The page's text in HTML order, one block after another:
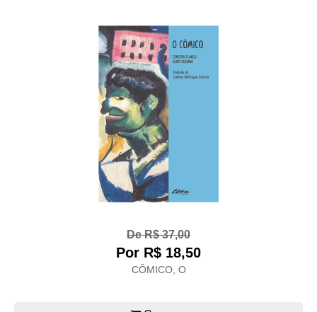
De R$ 37,00
Por R$ 18,50
CÔMICO, O